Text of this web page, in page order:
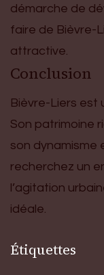
démarche de
faire de Bièvre-
attractive.
Conclusion
Bièvre-Liers est
Son patrimoine
son dynamisme
recherchez un
l’agitation
idéale.
Étiquettes